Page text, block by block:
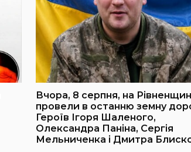
Вчора, 8 серпня, на
провели в останню земну
Героїв Ігоря Шаленого,
Олександра Паніна, Сергія
Мельниченка і Дмитра